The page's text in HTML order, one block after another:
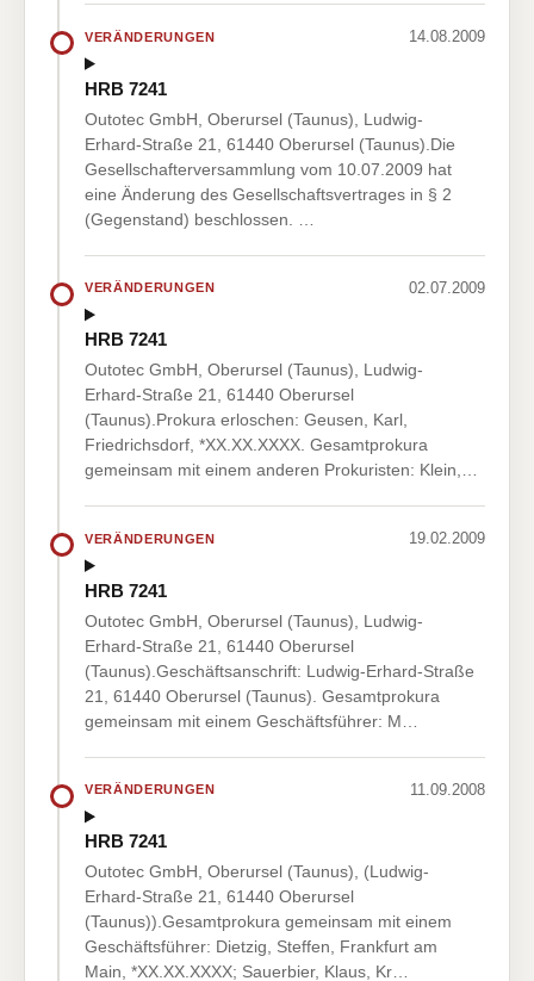
VERÄNDERUNGEN 14.08.2009
HRB 7241
Outotec GmbH, Oberursel (Taunus), Ludwig-
Erhard-Straße 21, 61440 Oberursel (Taunus).Die
Gesellschafterversammlung vom 10.07.2009 hat
eine Änderung des Gesellschaftsvertrages in § 2
(Gegenstand) beschlossen. …
VERÄNDERUNGEN 02.07.2009
HRB 7241
Outotec GmbH, Oberursel (Taunus), Ludwig-
Erhard-Straße 21, 61440 Oberursel
(Taunus).Prokura erloschen: Geusen, Karl,
Friedrichsdorf, *XX.XX.XXXX. Gesamtprokura
gemeinsam mit einem anderen Prokuristen: Klein,…
VERÄNDERUNGEN 19.02.2009
HRB 7241
Outotec GmbH, Oberursel (Taunus), Ludwig-
Erhard-Straße 21, 61440 Oberursel
(Taunus).Geschäftsanschrift: Ludwig-Erhard-Straße
21, 61440 Oberursel (Taunus). Gesamtprokura
gemeinsam mit einem Geschäftsführer: M…
VERÄNDERUNGEN 11.09.2008
HRB 7241
Outotec GmbH, Oberursel (Taunus), (Ludwig-
Erhard-Straße 21, 61440 Oberursel
(Taunus)).Gesamtprokura gemeinsam mit einem
Geschäftsführer: Dietzig, Steffen, Frankfurt am
Main, *XX.XX.XXXX; Sauerbier, Klaus, Kr…